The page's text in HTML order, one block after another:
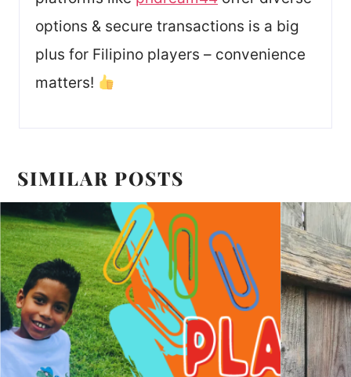
options & secure transactions is a big
plus for Filipino players – convenience
matters!
SIMILAR POSTS